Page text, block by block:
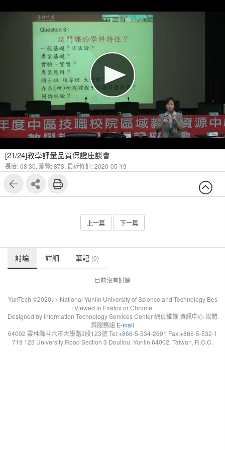
[21/24]教學評量品質保證座談會
長度: 08:30, 瀏覽: 873, 最近修訂: 2020-05-19
上一篇 下一篇
討論 詳細 筆記 (0)
目前沒有討論
YunTech ©2020>> National Yunlin University of Science and Technology Bes
t Viewed in Firefox or Chrome.
Designed by Information Technology Services Center 網頁維護.資訊中心 媒體
與服務組 E-mail
64002 雲林縣斗六市大學路3段123號 Tel:+866-5-534-2601 Fax:+866-5-532-1
719 123 University Road Section 3 Douliou. Yunlin 64002. Taiwan. R.O.C.